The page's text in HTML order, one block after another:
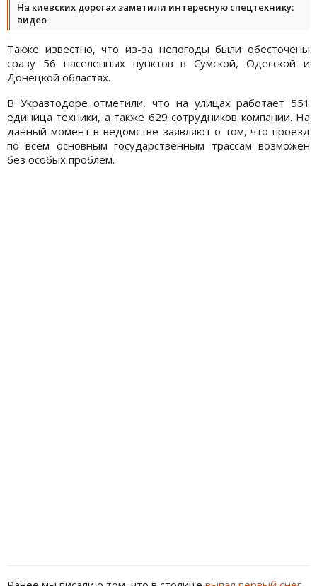
На киевских дорогах заметили интересную спецтехнику:
видео
Также известно, что из-за непогоды были обесточены
сразу 56 населенных пунктов в Сумской, Одесской и
Донецкой областях.
В Укравтодоре отметили, что на улицах работает 551
единица техники, а также 629 сотрудников компании. На
данный момент в ведомстве заявляют о том, что проезд
по всем основным государственным трассам возможен
без особых проблем.